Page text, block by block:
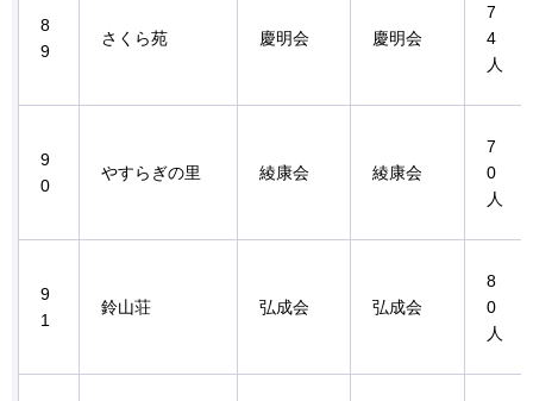
8
9
さくら苑 慶明会 慶明会
7
4
人
9
0
やすらぎの里 綾康会 綾康会
7
0
人
9
1
鈴山荘 弘成会 弘成会
8
0
人